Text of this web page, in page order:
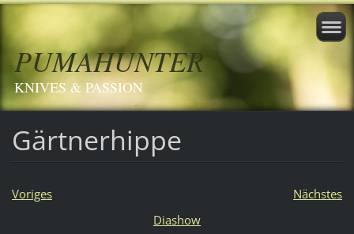
PUMAHUNTER
KNIVES & PASSION
Gärtnerhippe
Voriges
Nächstes
Diashow